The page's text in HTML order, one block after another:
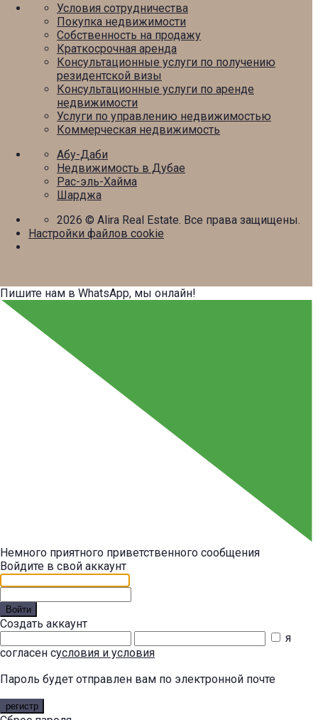
Условия сотрудничества
Покупка недвижимости
Собственность на продажу
Краткосрочная аренда
Консультационные услуги по получению
резидентской визы
Консультационные услуги по аренде
недвижимости
Услуги по управлению недвижимостью
Коммерческая недвижимость
Абу-Даби
Недвижимость в Дубае
Рас-эль-Хайма
Шарджа
2026 © Alira Real Estate. Все права защищены.
Настройки файлов cookie
Пишите нам в WhatsApp, мы онлайн!
Немного приятного приветственного сообщения
Войдите в свой аккаунт
Войти
Создать аккаунт
я
согласен сусловия и условия
Пароль будет отправлен вам по электронной почте
регистр